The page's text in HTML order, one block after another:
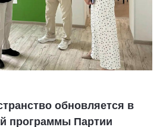
обновляется в
программы Партии